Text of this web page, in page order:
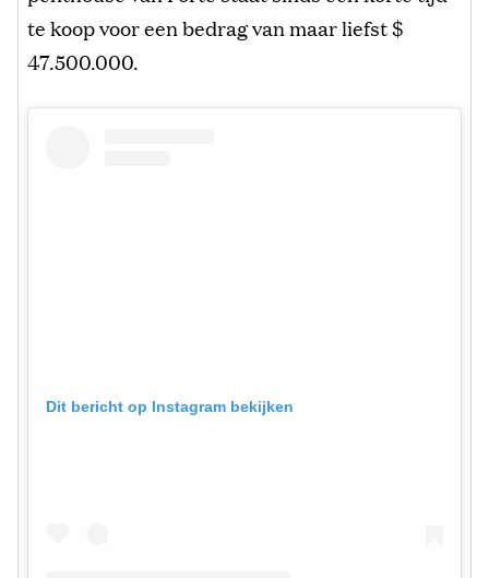
te koop voor een bedrag van maar liefst $
47.500.000.
Dit bericht op Instagram bekijken